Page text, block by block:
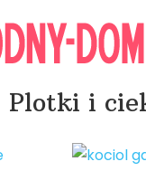
Plotki i